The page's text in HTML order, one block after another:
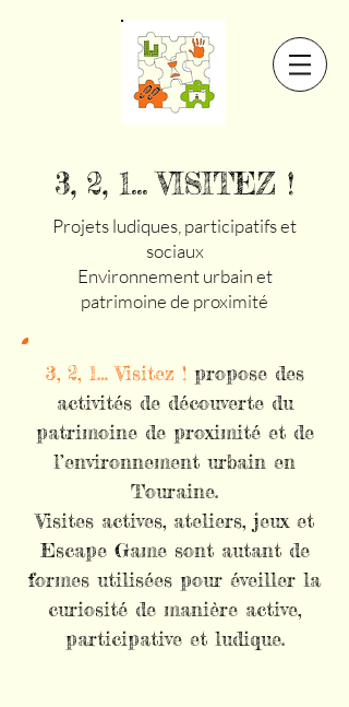
3, 2, 1... VISITEZ !
Projets ludiques, participatifs et
sociaux
Environnement urbain et
patrimoine de proximité
3, 2, 1… Visitez !propose des
activités de découverte du
patrimoine de proximité et de
l’environnement urbain en
Touraine.
Visites actives, ateliers, jeux et
Escape Game sont autant de
formes utilisées pour éveiller la
curiosité de manière active,
participative et ludique.